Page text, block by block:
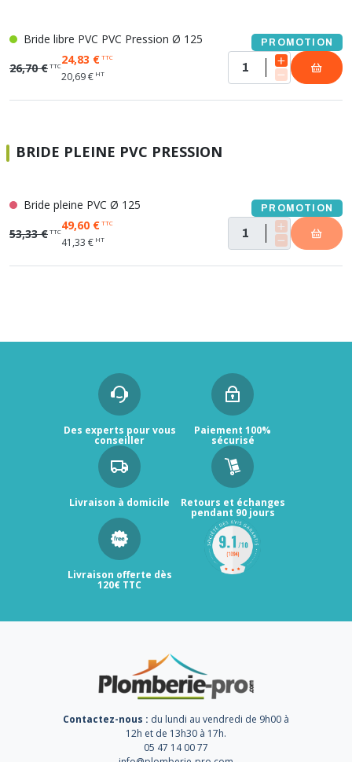
Bride libre PVC PVC Pression Ø 125 PROMOTION
26,70 €TTC24,83 €TTC
20,69 € HT
BRIDE PLEINE PVC PRESSION
Bride pleine PVC Ø 125 PROMOTION
53,33 €TTC49,60 €TTC
41,33 € HT
Des experts pour vous
conseiller
Paiement 100%
sécurisé
Livraison à domicile Retours et échanges
pendant 90 jours
Livraison offerte dès
120€ TTC
Contactez-nous : du lundi au vendredi de 9h00 à
12h et de 13h30 à 17h.
05 47 14 00 77